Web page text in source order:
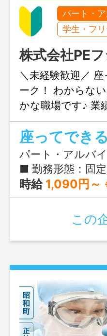
パート・
学生・フ
株式会社PEフ
＼未経験歓迎／
ーク！ わからな
かな職場です♪ 業
集！
座ってでき
パート・アルバ
■ 勤務形態：固定時間制 ■ 就業時
時給 1,090円～
この